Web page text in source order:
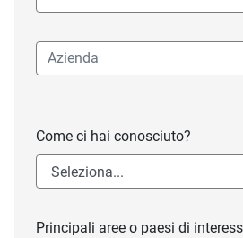
Come ci hai conosciuto?
Principali aree o paesi di